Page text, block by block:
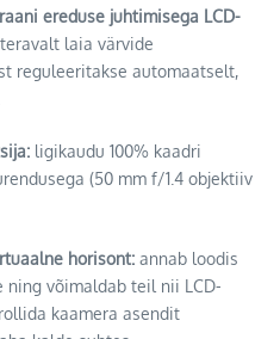
ereduse juhtimisega LCD-
laia värvide
reguleeritakse automaatselt,
ligikaudu 100% kaadri
(50 mm f/1.4 objektiiv
horisont: annab loodis
võimaldab teil nii LCD-
kaamera asendit